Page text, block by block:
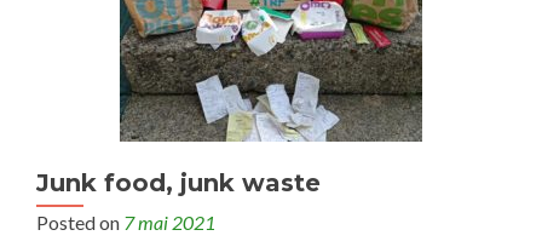
Junk food, junk waste
Posted on 7 mai 2021